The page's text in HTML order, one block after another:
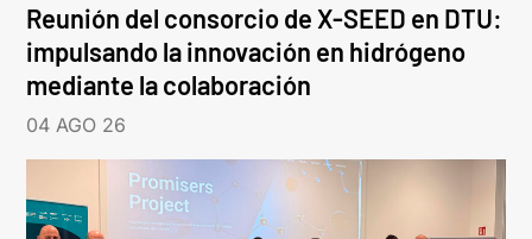
Reunión del consorcio de X-SEED en DTU:
impulsando la innovación en hidrógeno
mediante la colaboración
04 AGO 26